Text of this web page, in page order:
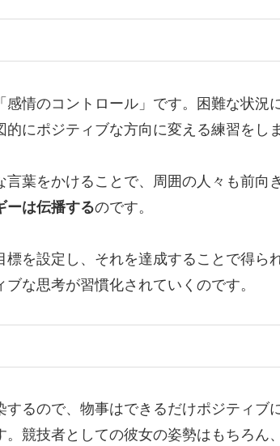
情のコントロール」です。困難な状況
にポジティブな方向に変える練習をし
葉をかけることで、周囲の人々も前向
ーは伝播するのです。
を設定し、それを達成することで得ら
な思考が習慣化されていくのです。
るので、物事はできるだけポジティブ
競技者としての彼女の姿勢はもちろん